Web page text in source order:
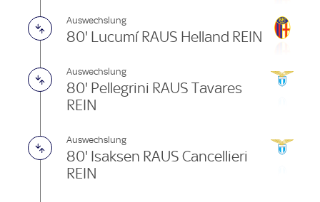
Auswechslung
80' Lucumí RAUS Helland REIN
Auswechslung
80' Pellegrini RAUS Tavares
REIN
Auswechslung
80' Isaksen RAUS Cancellieri
REIN